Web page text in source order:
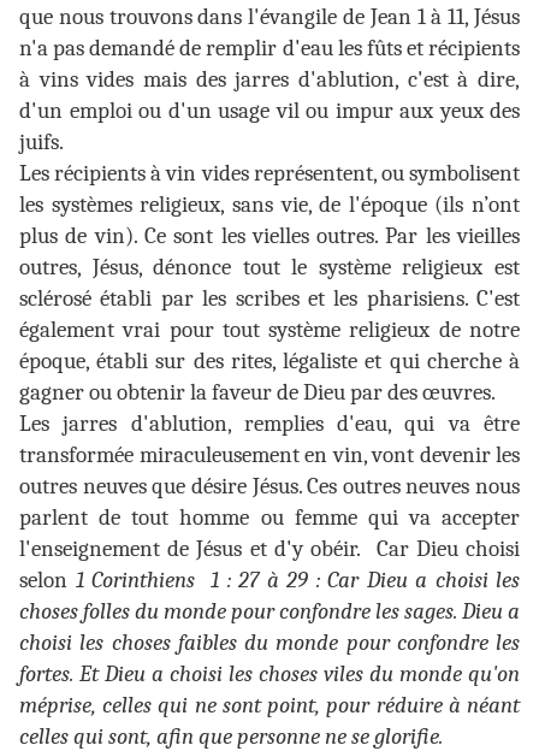
que nous trouvons dans l'évangile de Jean 1 à 11, Jésus
n'a pas demandé de remplir d'eau les fûts et récipients
à vins vides mais des jarres d'ablution, c'est à dire,
d'un emploi ou d'un usage vil ou impur aux yeux des
juifs.
Les récipients à vin vides représentent, ou symbolisent
les systèmes religieux, sans vie, de l'époque (ils n’ont
plus de vin). Ce sont les vielles outres. Par les vieilles
outres, Jésus, dénonce tout le système religieux est
sclérosé établi par les scribes et les pharisiens. C'est
également vrai pour tout système religieux de notre
époque, établi sur des rites, légaliste et qui cherche à
gagner ou obtenir la faveur de Dieu par des œuvres.
Les jarres d'ablution, remplies d'eau, qui va être
transformée miraculeusement en vin, vont devenir les
outres neuves que désire Jésus. Ces outres neuves nous
parlent de tout homme ou femme qui va accepter
l'enseignement de Jésus et d'y obéir. Car Dieu choisi
selon 1 Corinthiens 1 : 27 à 29 : Car Dieu a choisi les
choses folles du monde pour confondre les sages. Dieu a
choisi les choses faibles du monde pour confondre les
fortes. Et Dieu a choisi les choses viles du monde qu'on
méprise, celles qui ne sont point, pour réduire à néant
celles qui sont, afin que personne ne se glorifie.